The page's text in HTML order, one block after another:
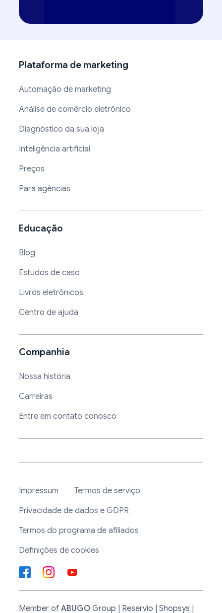
Plataforma de marketing
Automação de marketing
Análise de comércio eletrônico
Diagnóstico da sua loja
Inteligência artificial
Preços
Para agências
Educação
Blog
Estudos de caso
Livros eletrônicos
Centro de ajuda
Companhia
Nossa história
Carreiras
Entre em contato conosco
Impressum
Termos de serviço
Privacidade de dados e GDPR
Termos do programa de afiliados
Definições de cookies
Member of ABUGO Group | Reservio | Shopsys |